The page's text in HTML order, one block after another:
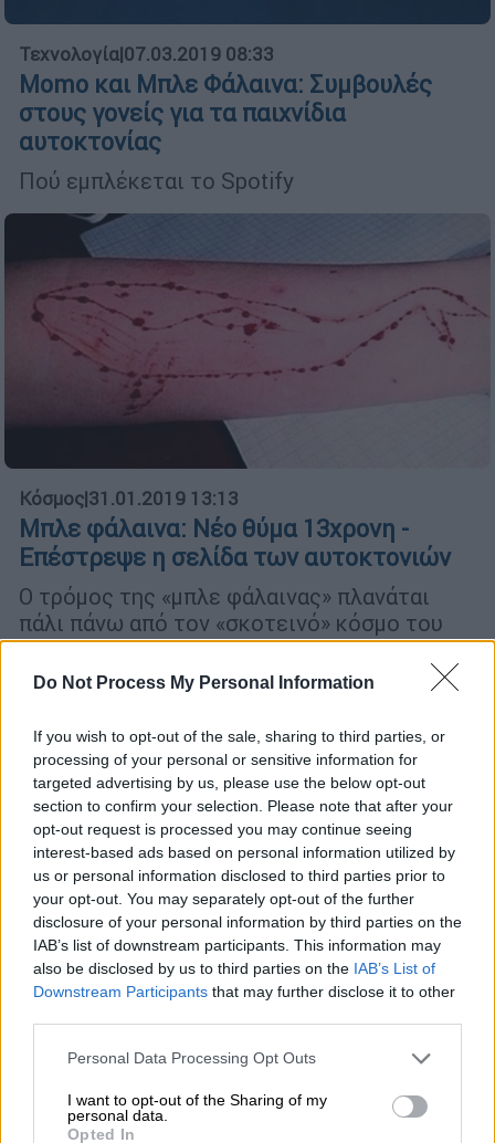
Do Not Process My Personal Information
If you wish to opt-out of the sale, sharing to third parties, or
processing of your personal or sensitive information for
targeted advertising by us, please use the below opt-out
section to confirm your selection. Please note that after your
opt-out request is processed you may continue seeing
interest-based ads based on personal information utilized by
us or personal information disclosed to third parties prior to
your opt-out. You may separately opt-out of the further
disclosure of your personal information by third parties on the
IAB’s list of downstream participants. This information may
also be disclosed by us to third parties on the IAB’s List of
Downstream Participants that may further disclose it to other
Please note that this website/app uses one or more Google
not limited to your visit or usage behaviour. You may click to
grant or deny consent to Google and its third-party tags to
Personal Data Processing Opt Outs
I want to opt-out of the Sharing of my
personal data.
Opted In
Τεχνολογία|07.03.2019 08:33
Momo και Μπλε Φάλαινα: Συμβουλές
στους γονείς για τα παιχνίδια
αυτοκτονίας
Πού εμπλέκεται το Spotify
Κόσμος|31.01.2019 13:13
Μπλε φάλαινα: Νέο θύμα 13χρονη -
Επέστρεψε η σελίδα των αυτοκτονιών
Ο τρόμος της «μπλε φάλαινας» πλανάται
πάλι πάνω από τον «σκοτεινό» κόσμο του
διαδικτύου και το τελευταίο θύμα του είναι
ένα 13χρονο κορίτσι από την Τουρκία
Ελλάδα|27.10.2018 23:18
παγίδα θανάτου για τους νέους